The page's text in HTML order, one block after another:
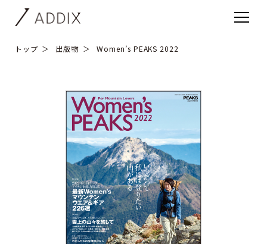
トップ 出版物 Women’s PEAKS 2022